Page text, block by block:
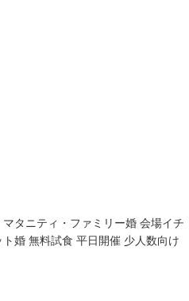
マタニティ・ファミリー婚 会場イチ
ト婚 無料試食 平日開催 少人数向け